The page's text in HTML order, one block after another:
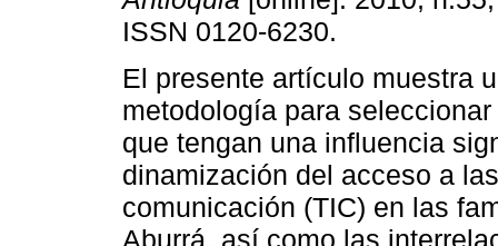
ISSN 0120-6230.
El presente artículo muestra
metodología para
que tengan una influencia
dinamización del acceso a
comunicación (TIC) en las
Aburrá, así como las